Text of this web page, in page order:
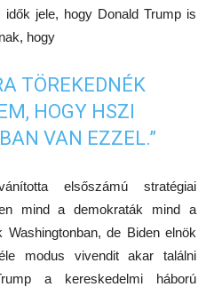
jele, hogy Donald Trump is
hogy
TÖREKEDNÉK
HOGY HSZI
VAN EZZEL.”
elsőszámú stratégiai
mind a demokraták mind a
Washingtonban, de Biden elnök
modus vivendit akar találni
a kereskedelmi háború